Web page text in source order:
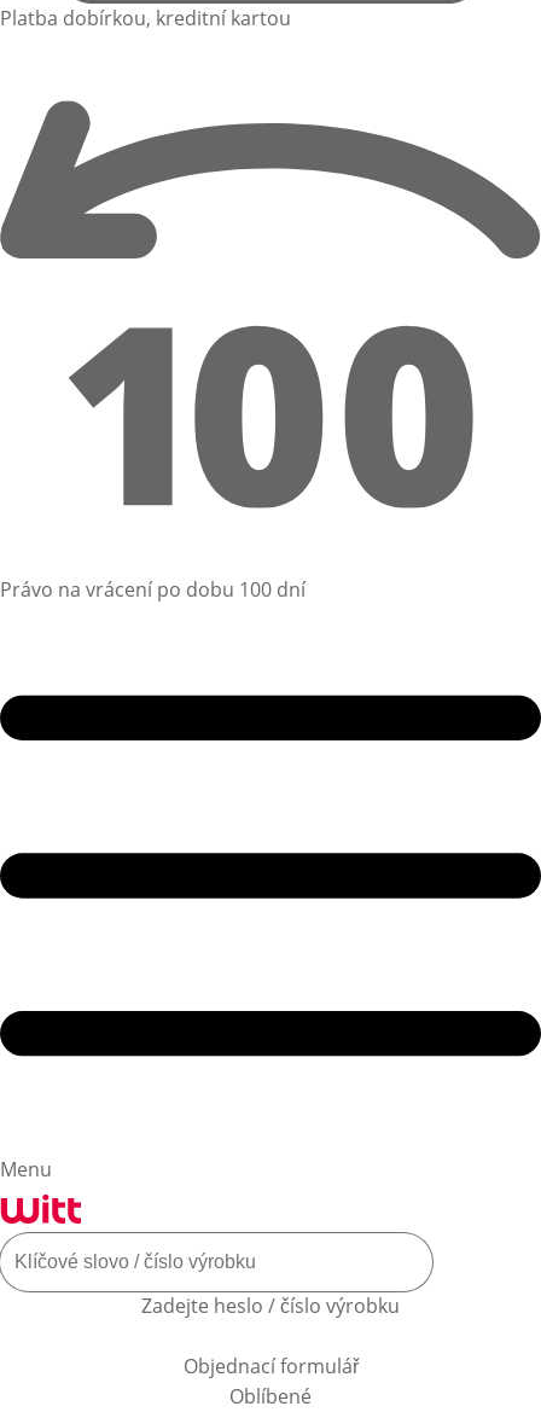
Platba dobírkou, kreditní kartou
Právo na vrácení po dobu 100 dní
Menu
Zadejte heslo / číslo výrobku
Objednací formulář
Oblíbené